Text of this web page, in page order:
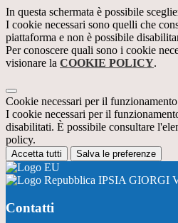
In questa schermata è possibile
I cookie necessari sono quelli che
piattaforma e non è possibile
Per conoscere quali sono i cookie
visionare la COOKIE POLICY.
Cookie necessari per il funzionamento
I cookie necessari per il
disabilitati. È possibile consultare
policy.
Accetta tutti Salva le preferenze
IPSIA GIORGI
Contatti